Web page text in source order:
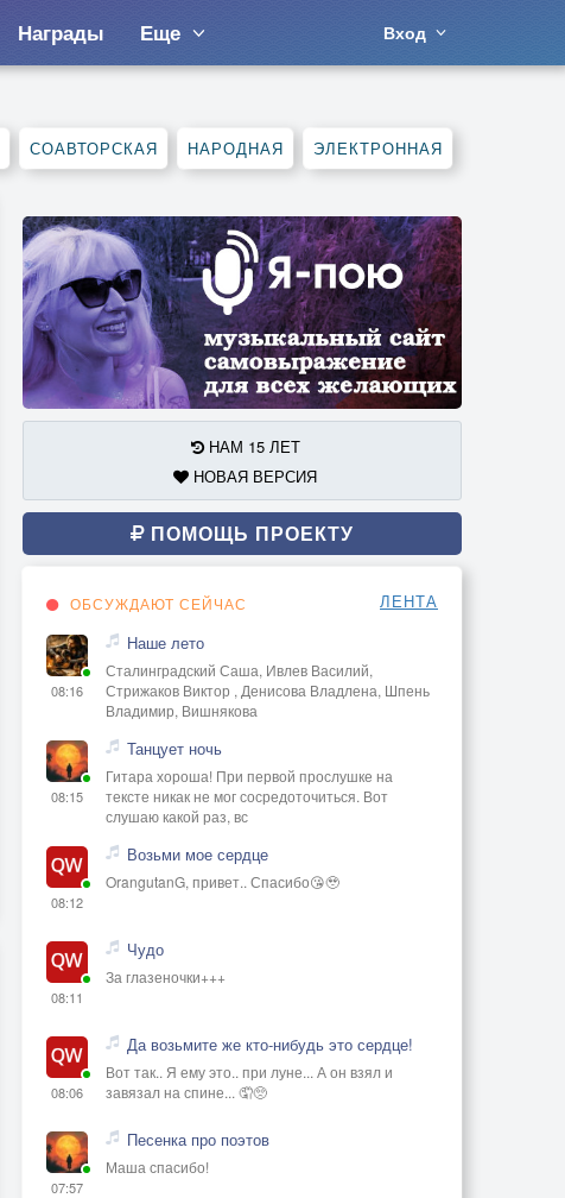
Награды Еще Вход
СОАВТОРСКАЯ НАРОДНАЯ ЭЛЕКТРОННАЯ
НАМ 15 ЛЕТ
НОВАЯ ВЕРСИЯ
ПОМОЩЬ ПРОЕКТУ
ОБСУЖДАЮТ СЕЙЧАС ЛЕНТА
08:16
Наше лето
Сталинградский Саша, Ивлев Василий,
Стрижаков Виктор , Денисова Владлена, Шпень
Владимир, Вишнякова
08:15
Танцует ночь
Гитара хороша! При первой прослушке на
тексте никак не мог сосредоточиться. Вот
слушаю какой раз, вс
08:12
Возьми мое сердце
OrangutanG, привет.. Спасибо😘🥹
08:11
Чудо
За глазеночки+++
08:06
Да возьмите же кто-нибудь это сердце!
Вот так.. Я ему это.. при луне... А он взял и
завязал на спине... 🤦🥺
07:57
Песенка про поэтов
Маша спасибо!